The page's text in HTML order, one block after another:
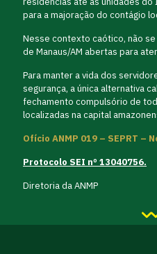
para a majoração do contágio
Nesse contexto caótico, não
de Manaus/AM abertas para
Para manter a vida dos
segurança, a única alternativa
fechamento compulsório de
localizadas na capital
Ofício ANMP 019 – SEPRT –
Protocolo SEI nº 13040756.
Diretoria da ANMP